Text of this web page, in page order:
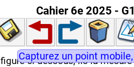
Cahier 6e 2025 -
ci-dessous, lis la
Capturez un point